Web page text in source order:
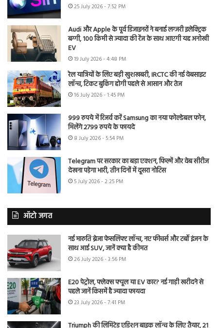
25 July 2026 - 7:52 PM
Audi और Apple के पूर्व डिजाइनरों ने बनाई लग्जरी इलेक्ट्रिक
बग्गी, 100 किमी से ज्यादा की रेंज के साथ आएगी यह अनोखी
EV
19 July 2026 - 4:48 PM
रेल यात्रियों के लिए बड़ी खुशखबरी, IRCTC की नई वेबसाइट
लॉन्च, टिकट बुकिंग होगी पहले से आसान और तेज
16 July 2026 - 1:45 PM
999 रुपये में रिजर्व करें Samsung का नया फोल्डेबल फोन,
मिलेंगे 2799 रुपये के फायदे
8 July 2026 - 5:54 PM
Telegram पर सरकार का बड़ा एक्शन, फिल्में और वेब सीरीज
देखना पड़ेगा भारी, तीन दिनों में दूसरा नोटिस
5 July 2026 - 2:25 PM
ऑटो जगत
नई मारुति ब्रेजा फेसलिफ्ट लॉन्च, नए फीचर्स और टर्बो इंजन के
साथ आई SUV, जानें क्या है कीमत
26 July 2026 - 3:56 PM
E20 पेट्रोल, फ्लेक्स फ्यूल या EV कार? नई गाड़ी खरीदने से
पहले जानें किसमें है ज्यादा फायदा
23 July 2026 - 7:41 PM